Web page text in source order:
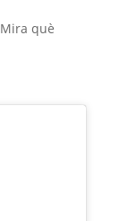
Mira què